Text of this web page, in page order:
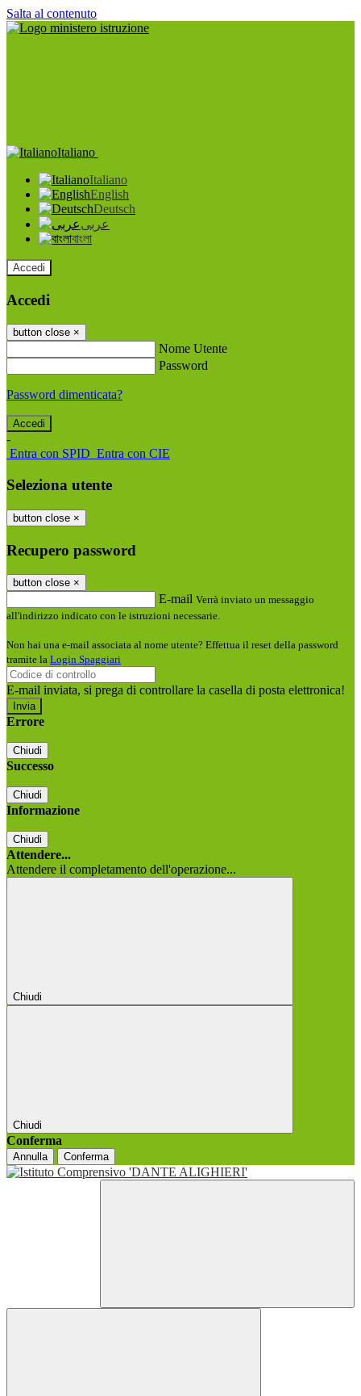
Salta al contenuto
Italiano
Italiano
English
Deutsch
عربى
বাংলা
Accedi
Accedi
button close ×
Nome Utente
Password
Password dimenticata?
-
Entra con SPID Entra con CIE
Seleziona utente
button close ×
Recupero password
button close ×
E-mail Verrà inviato un messaggio
all'indirizzo indicato con le istruzioni necessarie.
Non hai una e-mail associata al nome utente? Effettua il reset della password
tramite la Login Spaggiari
E-mail inviata, si prega di controllare la casella di posta elettronica!
Errore
Chiudi
Successo
Chiudi
Informazione
Chiudi
Attendere...
Attendere il completamento dell'operazione...
Chiudi
Chiudi
Conferma
Annulla Conferma